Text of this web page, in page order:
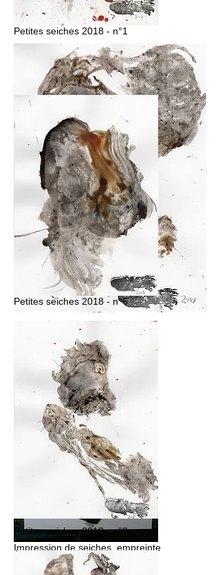
Petites seiches 2018 - n°1
Petites seiches 2018 - n°3
Impression de seiches, empreinte
Petites seiches 2018 - n°6
Petites seiches 2018 - n°9